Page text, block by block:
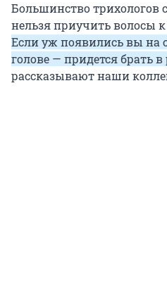
Большинство трихологов
нельзя приучить волосы
Если уж появились вы на
голове — придется брать
рассказывают наши